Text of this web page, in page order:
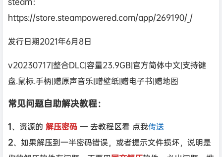
https://store.steampowered.com/app/269190/_/
发行日期2021年6月8日
v20230717|整合DLC|容量23.9GB|官方简体中文|支持键
盘.鼠标.手柄|赠原声音乐|赠壁纸|赠电子书|赠地图
常见问题自助解决教程：
1、资源的 解压密码 — 去教程区看 点我传送
2、如果解压到一半密码错误，或者提示文件损坏，说明是